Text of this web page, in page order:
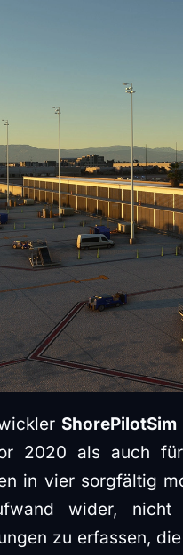
ShorePilotSim
2020 als auch
in vier sorgfältig
wider, nicht
zu erfassen,